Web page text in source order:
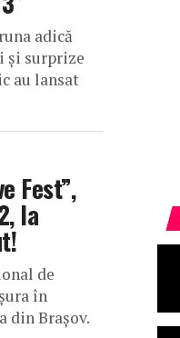
adică
și surprize
au lansat
Fest”,
la
de
în
din Brașov.